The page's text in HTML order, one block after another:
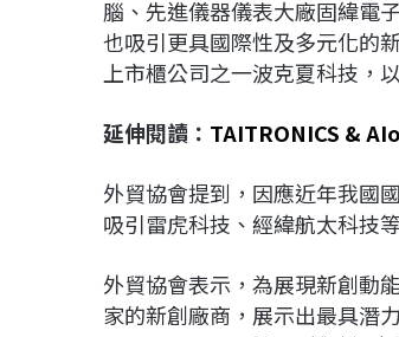
腦、先進儀器儀表大廠固緯電
也吸引更具國際性及多元化的
上市櫃公司之一波克夏科技，
延伸閱讀： TAITRONICS &
外貿協會提到，因應近年我國
吸引雷虎科技、經緯航太科技
外貿協會表示，為展現新創動
家的新創廠商，展示出最具潛